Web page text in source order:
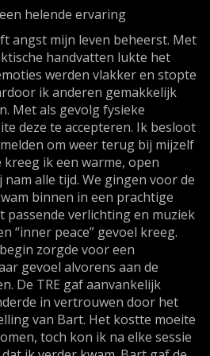
helende ervaring
angst mijn leven beheerst. Met
handvatten lukte het
werden vlakker en stopte
ik anderen gemakkelijk
Met als gevolg fysieke
deze te accepteren. Ik besloot
om weer terug bij mijzelf
ik een warme, open
alle tijd. We gingen voor de
binnen in een prachtige
passende verlichting en muziek
“inner peace” gevoel kreeg.
zorgde voor een
gevoel alvorens aan de
De TRE gaf aanvankelijk
in vertrouwen door het
van Bart. Het kostte moeite
toch kon ik na elke sessie